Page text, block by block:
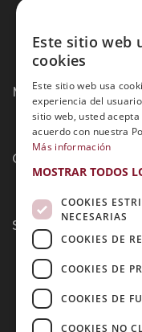
Métodos de Pago:
Contacto:
Síguenos:
Este sitio web
cookies
Este sitio web usa
experiencia del
sitio web, usted
acuerdo con nuestra
Más información
MOSTRAR TODOS
COOKIES
NECESARIAS
COOKIES DE
COOKIES DE
COOKIES DE
COOKIES NO